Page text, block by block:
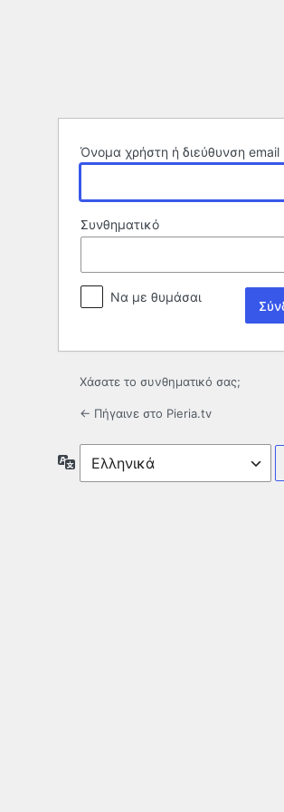
Όνομα χρήστη ή διεύθυνση email
Συνθηματικό
Να με θυμάσαι
Χάσατε το συνθηματικό σας;
← Πήγαινε στο Pieria.tv
Γλώσσα